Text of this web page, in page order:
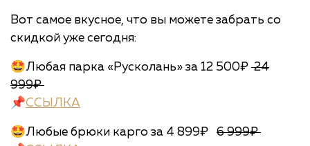
Вот самое вкусное, что вы можете забрать со
скидкой уже сегодня:
🤩Любая парка «Русколань» за 12 500₽ 24
999₽
📌ССЫЛКА
🤩Любые брюки карго за 4 899₽ 6 999₽